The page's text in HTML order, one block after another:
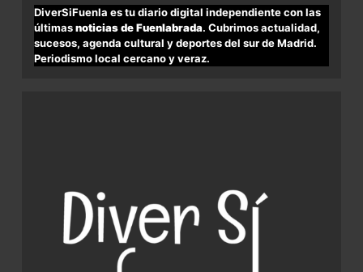
DiverSiFuenla es tu diario digital independiente con las
últimasnoticias de Fuenlabrada. Cubrimos actualidad,
sucesos, agenda cultural y deportes del sur de Madrid.
Periodismo local cercano y veraz.